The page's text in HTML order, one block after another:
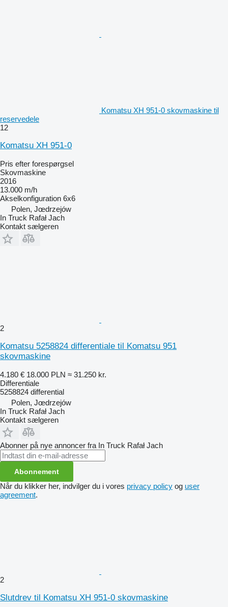
Komatsu XH 951-0 skovmaskine til
reservedele
12
Komatsu XH 951-0
Pris efter forespørgsel
Skovmaskine
2016
13.000 m/h
Akselkonfiguration 6x6
Polen, Jœdrzejów
In Truck Rafał Jach
Kontakt sælgeren
2
Komatsu 5258824 differentiale til Komatsu 951
skovmaskine
4.180 € 18.000 PLN ≈ 31.250 kr.
Differentiale
5258824 differential
Polen, Jœdrzejów
In Truck Rafał Jach
Kontakt sælgeren
Abonner på nye annoncer fra In Truck Rafał Jach
Abonnement
Når du klikker her, indvilger du i vores privacy policy og user
agreement.
2
Slutdrev til Komatsu XH 951-0 skovmaskine